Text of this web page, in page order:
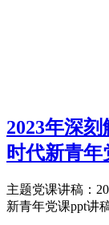
2023年深
时代新青
主题党课讲稿：
新青年党课ppt讲